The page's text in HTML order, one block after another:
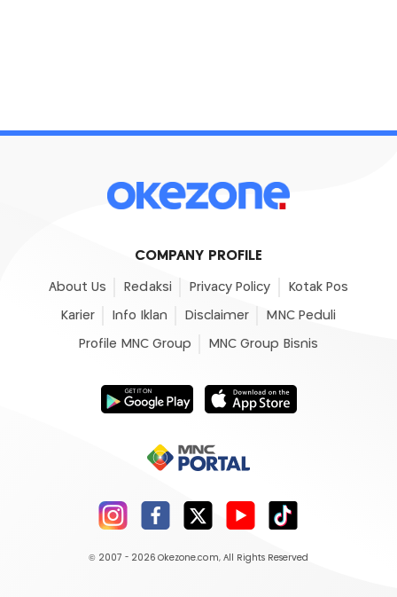
COMPANY PROFILE
About Us Redaksi Privacy Policy Kotak Pos
Karier Info Iklan Disclaimer MNC Peduli
Profile MNC Group MNC Group Bisnis
© 2007 - 2026 Okezone.com, All Rights Reserved